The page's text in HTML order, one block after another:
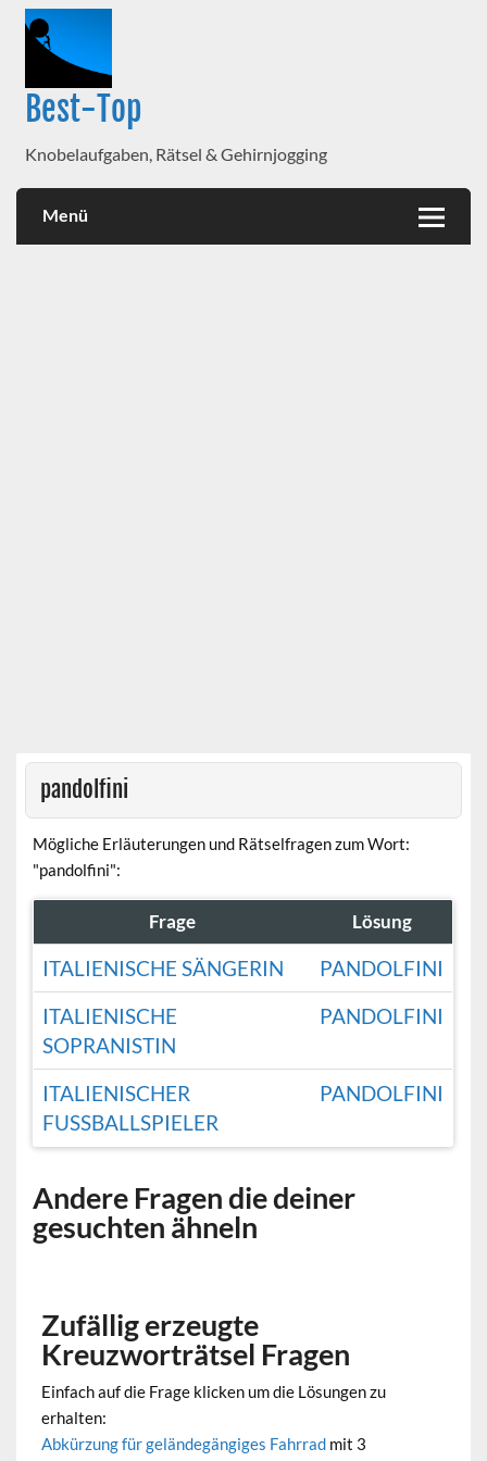
Best-Top
Knobelaufgaben, Rätsel & Gehirnjogging
Menü
pandolfini
Mögliche Erläuterungen und Rätselfragen zum Wort:
"pandolfini":
Frage Lösung
ITALIENISCHE SÄNGERIN
PANDOLFINI
ITALIENISCHE
SOPRANISTIN
PANDOLFINI
ITALIENISCHER
FUSSBALLSPIELER
PANDOLFINI
Andere Fragen die deiner
gesuchten ähneln
Zufällig erzeugte
Kreuzworträtsel Fragen
Einfach auf die Frage klicken um die Lösungen zu
erhalten:
Abkürzung für geländegängiges Fahrrad mit 3